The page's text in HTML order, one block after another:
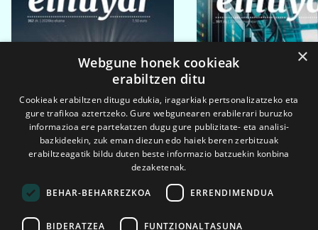
×
Webgune honek cookieak
erabiltzen ditu
Cookieak erabiltzen ditugu edukia, iragarkiak pertsonalizatzeko eta
gure trafikoa aztertzeko. Gure webgunearen erabilerari buruzko
informazioa ere partekatzen dugu gure publizitate- eta analisi-
bazkideekin, zuk eman diezun edo haiek beren zerbitzuak
erabiltzeagatik bildu duten beste informazio batzuekin konbina
dezaketenak.
BEHAR-BEHARREZKOA ERRENDIMENDUA
BIDERATZEA FUNTZIONALTASUNA